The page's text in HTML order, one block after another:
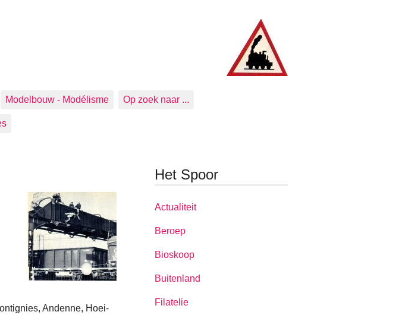
Modelbouw - Modélisme Op zoek naar ...
Andenne, Hoei-
Het Spoor
Actualiteit
Beroep
Bioskoop
Buitenland
Filatelie